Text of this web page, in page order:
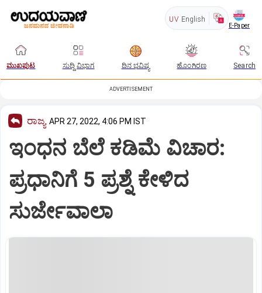
UV English
E-Paper
ಮುಖಪುಟ ಸುದ್ದಿ ವಿಭಾಗ ದಿನ ಭವಿಷ್ಯ ಹೊಂಗಿರಣ Search
ADVERTISEMENT
ರಾಜ್ಯ APR 27, 2022, 4:06 PM IST
ಇಂಧನ ಬೆಲೆ ಕಡಿಮೆ ವಿಚಾರ:
ಪ್ರಧಾನಿಗೆ 5 ಪ್ರಶ್ನೆ ಕೇಳಿದ
ಸುರ್ಜೇವಾಲಾ